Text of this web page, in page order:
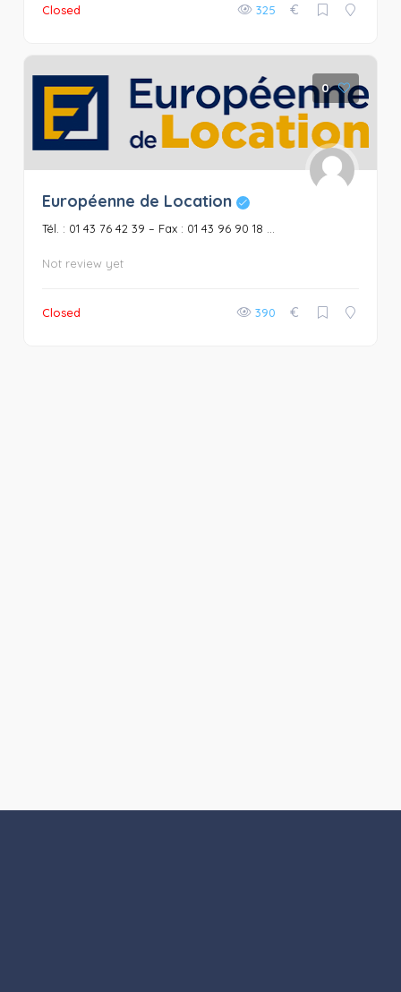
Closed 325 €
0
Européenne de Location
Tél. : 01 43 76 42 39 – Fax : 01 43 96 90 18 ...
Not review yet
Closed 390 €